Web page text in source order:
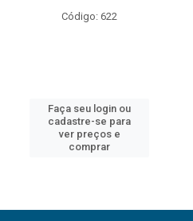
Código: 622
Faça seu login ou
cadastre-se para
ver preços e
comprar